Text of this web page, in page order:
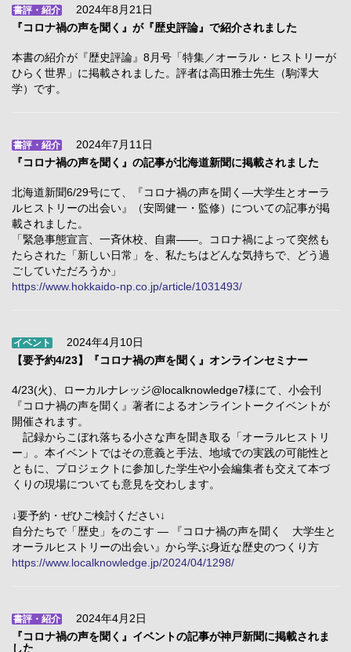
書評・紹介
2024年8月21日
『コロナ禍の声を聞く』が『歴史評論』で紹介されました
本書の紹介が『歴史評論』8月号「特集／オーラル・ヒストリーが
ひらく世界」に掲載されました。評者は高田雅士先生（駒澤大
学）です。
書評・紹介
2024年7月11日
『コロナ禍の声を聞く』の記事が北海道新聞に掲載されました
北海道新聞6/29号にて、『コロナ禍の声を聞く―大学生とオーラ
ルヒストリーの出会い』（安岡健一・監修）についての記事が掲
載されました。
「緊急事態宣言、一斉休校、自粛――。コロナ禍によって突然も
たらされた「新しい日常」を、私たちはどんな気持ちで、どう過
ごしていただろうか」
https://www.hokkaido-np.co.jp/article/1031493/
イベント
2024年4月10日
【要予約4/23】『コロナ禍の声を聞く』オンラインセミナー
4/23(火)、ローカルナレッジ@localknowledge7様にて、小会刊
『コロナ禍の声を聞く』著者によるオンライントークイベントが
開催されます。
記録からこぼれ落ちる小さな声を聞き取る「オーラルヒストリ
ー」。本イベントではその意義と手法、地域での実践の可能性と
ともに、プロジェクトに参加した学生や小会編集者も交えて本づ
くりの現場についても意見を交わします。
↓要予約・ぜひご検討ください↓
自分たちで「歴史」をのこす ― 『コロナ禍の声を聞く 大学生と
オーラルヒストリーの出会い』から学ぶ身近な歴史のつくり方
https://www.localknowledge.jp/2024/04/1298/
書評・紹介
2024年4月2日
『コロナ禍の声を聞く』イベントの記事が神戸新聞に掲載されま
した